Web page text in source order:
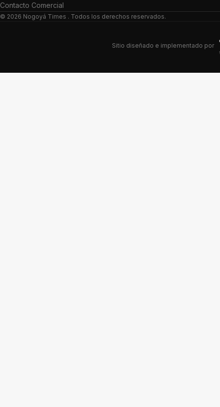
Contacto Comercial
© 2026 Nogoyá Times . Todos los derechos reservados.
Sitio diseñado e implementado por